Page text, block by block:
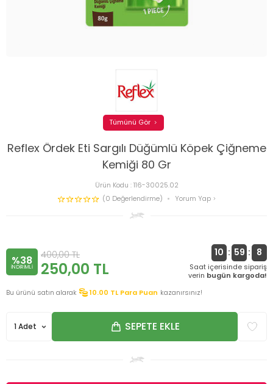
Reflex Ördek Eti Sargılı Düğümlü Köpek Çiğneme
Kemiği 80 Gr
Ürün Kodu :116-30025.02
(0 Değerlendirme)
Yorum Yap
Tümünü Gör
%38
INDIRIMLI
400,00TL
250,00 TL
10 : 59 : 7
Saat içerisinde sipariş
verin bugün kargoda!
Bu ürünü satın alarak
10.00 TL Para Puan kazanırsınız!
SEPETE EKLE